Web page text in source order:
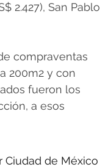
2.427), San Pablo
compraventas
200m2 y con
fueron los
a esos
Ciudad de México